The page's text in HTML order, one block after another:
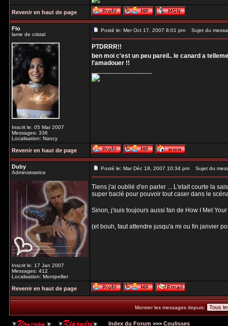
Revenir en haut de page
Flo
lame de cristal
Inscrit le: 05 Mar 2007
Messages: 336
Localisation: Nancy
Posté le: Mer Oct 17, 2007 8:01 pm Sujet du
PTDRRR!!
ben moi c'est un peu pareil.. le canard a
l'amadouer !!
_________________
Revenir en haut de page
Duby
Administratrice
Inscrit le: 17 Jan 2007
Messages: 412
Localisation: Montpellier
Posté le: Mar Déc 18, 2007 10:34 pm Sujet du
Tiens j'ai oublié d'en parler ... L'etait courte la
super baclé pour pouvoir tout caser dans le
Sinon, j'suis toujours aussi fan de How I Met
(et bouh, faut attendre jusqu'a mi ou fin janvier
Revenir en haut de page
Montrer les messages depuis:
Index du Forum >>> Coulisses